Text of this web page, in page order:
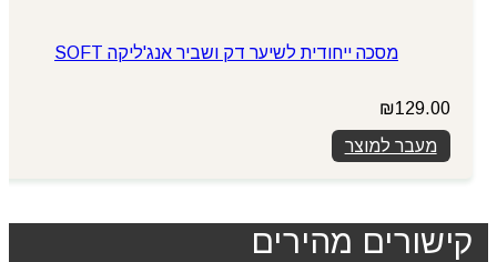
מסכה ייחודית לשיער דק ושביר אנג'ליקה SOFT
₪129.00
מעבר למוצר
קישורים מהירים